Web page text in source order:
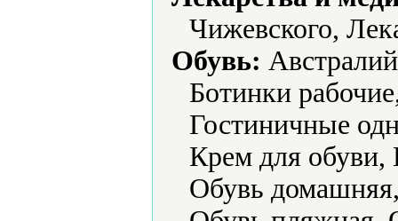
Чижевского,
Обувь:
Ботинки
Гостиничные
Крем для обуви,
Обувь